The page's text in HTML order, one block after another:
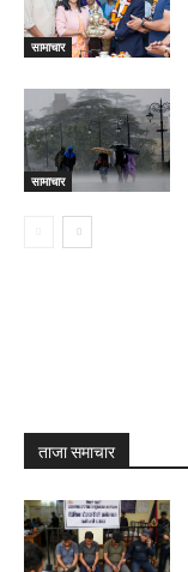
सामाचार
सामाचार
ताजा समाचार